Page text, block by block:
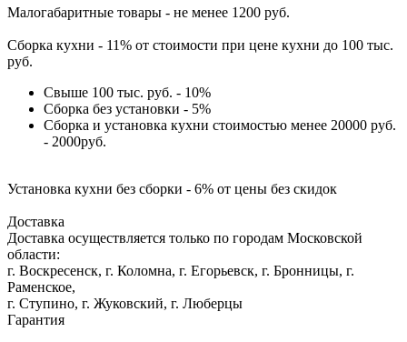
Малогабаритные товары - не менее 1200 руб.
Сборка кухни - 11% от стоимости при цене кухни до 100 тыс.
руб.
Свыше 100 тыс. руб. - 10%
Сборка без установки - 5%
Сборка и установка кухни стоимостью менее 20000 руб.
- 2000руб.
Установка кухни без сборки - 6% от цены без скидок
Доставка
Доставка осуществляется только по городам Московской
области:
г. Воскресенск, г. Коломна, г. Егорьевск, г. Бронницы, г.
Раменское,
г. Ступино, г. Жуковский, г. Люберцы
Гарантия